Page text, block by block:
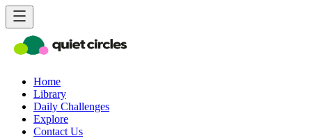
Home
Library
Daily Challenges
Explore
Contact Us